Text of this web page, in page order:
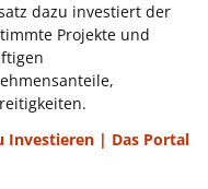
dazu investiert der
Projekte und
Investieren | Das Portal